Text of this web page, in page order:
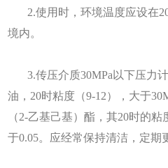
2.使用时，环境温度应设在
境内。
3.传压介质30MPa以下压力
油，20时粘度（9-12），大于
（2-乙基己基）酯，其20时的
于0.05。应经常保持清洁，定期